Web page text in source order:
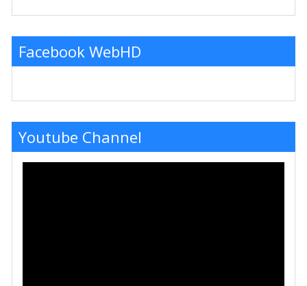
Facebook WebHD
Youtube Channel